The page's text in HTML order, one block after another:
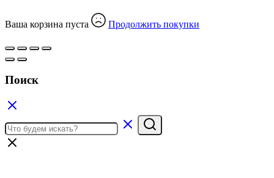
Ваша корзина пуста Продолжить покупки
Поиск